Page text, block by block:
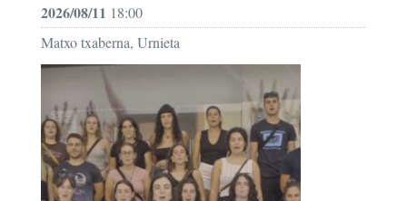
2026/08/11 18:00
Matxo txaberna, Urnieta